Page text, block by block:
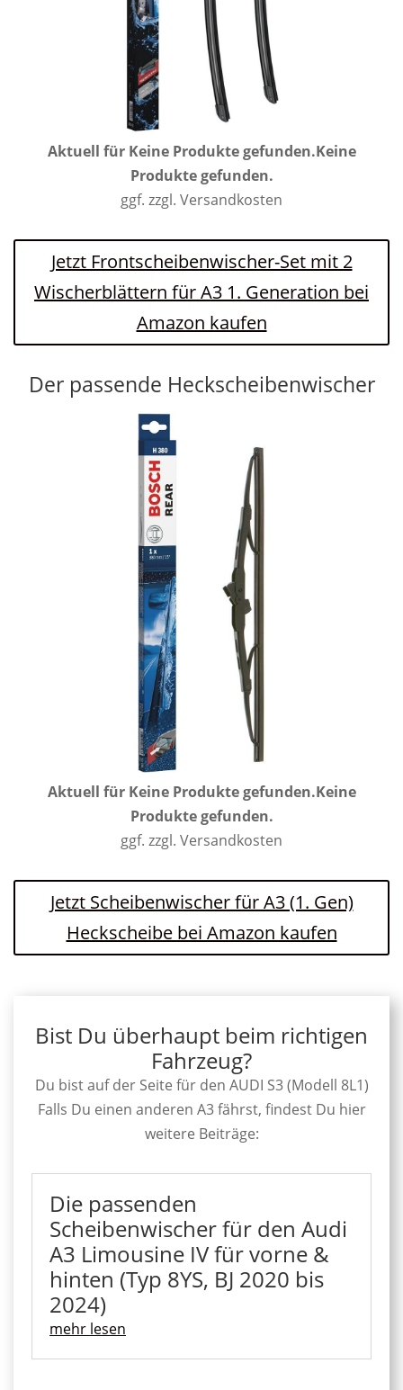
Aktuell für Keine Produkte gefunden.Keine
Produkte gefunden.
ggf. zzgl. Versandkosten
Jetzt Frontscheibenwischer-Set mit 2
Wischerblättern für A3 1. Generation bei
Amazon kaufen
Der passende Heckscheibenwischer
Aktuell für Keine Produkte gefunden.Keine
Produkte gefunden.
ggf. zzgl. Versandkosten
Jetzt Scheibenwischer für A3 (1. Gen)
Heckscheibe bei Amazon kaufen
Bist Du überhaupt beim richtigen
Fahrzeug?
Du bist auf der Seite für den AUDI S3 (Modell 8L1)
Falls Du einen anderen A3 fährst, findest Du hier
weitere Beiträge:
Die passenden
Scheibenwischer für den Audi
A3 Limousine IV für vorne &
hinten (Typ 8YS, BJ 2020 bis
2024)
mehr lesen